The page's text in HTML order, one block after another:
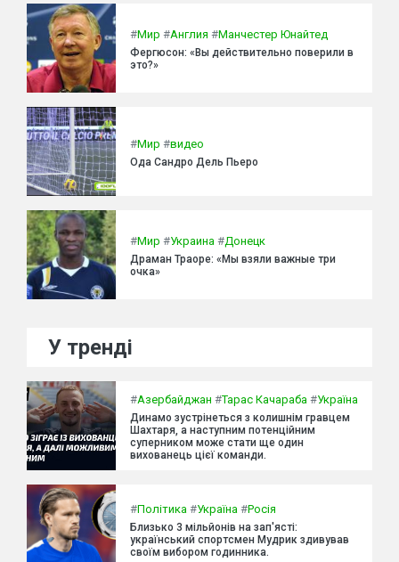
#Мир #Англия #Манчестер Юнайтед
Фергюсон: «Вы действительно поверили в
это?»
#Мир #видео
Ода Сандро Дель Пьеро
#Мир #Украина #Донецк
Драман Траоре: «Мы взяли важные три
очка»
У тренді
#Азербайджан #Тарас Качараба #Україна
Динамо зустрінеться з колишнім гравцем
Шахтаря, а наступним потенційним
суперником може стати ще один
вихованець цієї команди.
#Політика #Україна #Росія
Близько 3 мільйонів на зап'ясті:
український спортсмен Мудрик здивував
своїм вибором годинника.